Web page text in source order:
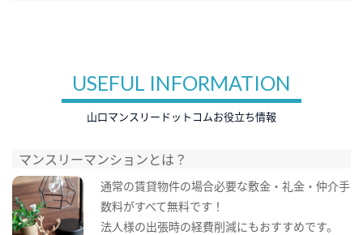
USEFUL INFORMATION
山口マンスリードットコムお役立ち情報
マンスリーマンションとは？
通常の賃貸物件の場合必要な敷金・礼金・仲介手
数料がすべて無料です！
法人様の出張時の経費削減にもおすすめです。